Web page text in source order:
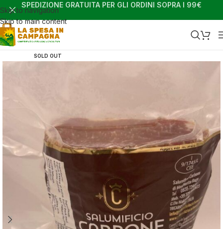
Skip to navigation
Skip to main content
SPEDIZIONE GRATUITA PER GLI ORDINI SOPRA I 99€
SOLD OUT